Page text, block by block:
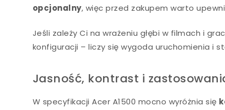
opcjonalny, więc przed zakupem warto
Jeśli zależy Ci na wrażeniu głębi w filmach i
konfiguracji – liczy się wygoda uruchomienia i
Jasność, kontrast i
W specyfikacji Acer A1500 mocno wyróżnia się